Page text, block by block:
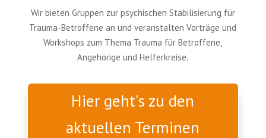
Wir bieten Gruppen zur psychischen Stabilisierung für
Trauma-Betroffene an und veranstalten Vorträge und
Workshops zum Thema Trauma für Betroffene,
Angehörige und Helferkreise.
Hier geht's zu den
aktuellen Terminen